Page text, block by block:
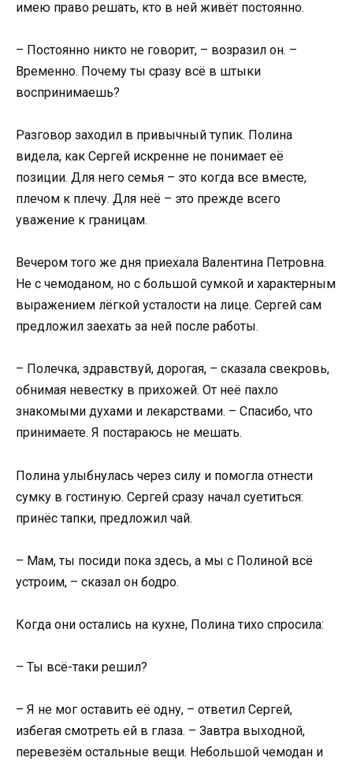
имею право решать, кто в ней живёт постоянно.
– Постоянно никто не говорит, – возразил он. –
Временно. Почему ты сразу всё в штыки
воспринимаешь?
Разговор заходил в привычный тупик. Полина
видела, как Сергей искренне не понимает её
позиции. Для него семья – это когда все вместе,
плечом к плечу. Для неё – это прежде всего
уважение к границам.
Вечером того же дня приехала Валентина Петровна.
Не с чемоданом, но с большой сумкой и характерным
выражением лёгкой усталости на лице. Сергей сам
предложил заехать за ней после работы.
– Полечка, здравствуй, дорогая, – сказала свекровь,
обнимая невестку в прихожей. От неё пахло
знакомыми духами и лекарствами. – Спасибо, что
принимаете. Я постараюсь не мешать.
Полина улыбнулась через силу и помогла отнести
сумку в гостиную. Сергей сразу начал суетиться:
принёс тапки, предложил чай.
– Мам, ты посиди пока здесь, а мы с Полиной всё
устроим, – сказал он бодро.
Когда они остались на кухне, Полина тихо спросила:
– Ты всё-таки решил?
– Я не мог оставить её одну, – ответил Сергей,
избегая смотреть ей в глаза. – Завтра выходной,
перевезём остальные вещи. Небольшой чемодан и